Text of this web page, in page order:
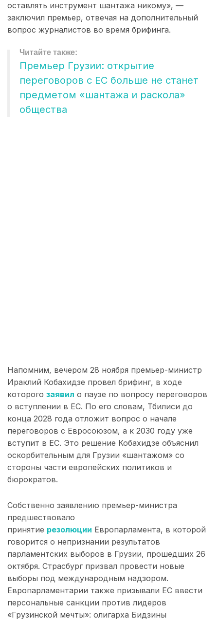
оставлять инструмент шантажа никому», —
заключил премьер, отвечая на дополнительный
вопрос журналистов во время брифинга.
Премьер Грузии: открытие
переговоров с ЕС больше не станет
предметом «шантажа и раскола»
общества
Напомним, вечером 28 ноября премьер-министр
Ираклий Кобахидзе провел брифинг, в ходе
которого заявил о паузе по вопросу переговоров
о вступлении в ЕС. По его словам, Тбилиси до
конца 2028 года отложит вопрос о начале
переговоров с Евросоюзом, а к 2030 году уже
вступит в ЕС. Это решение Кобахидзе объяснил
оскорбительным для Грузии «шантажом» со
стороны части европейских политиков и
бюрократов.
Собственно заявлению премьер-министра
предшествовало
принятие резолюции Европарламента, в которой
говорится о непризнании результатов
парламентских выборов в Грузии, прошедших 26
октября. Страсбург призвал провести новые
выборы под международным надзором.
Европарламентарии также призывали ЕС ввести
персональные санкции против лидеров
«Грузинской мечты»: олигарха Бидзины